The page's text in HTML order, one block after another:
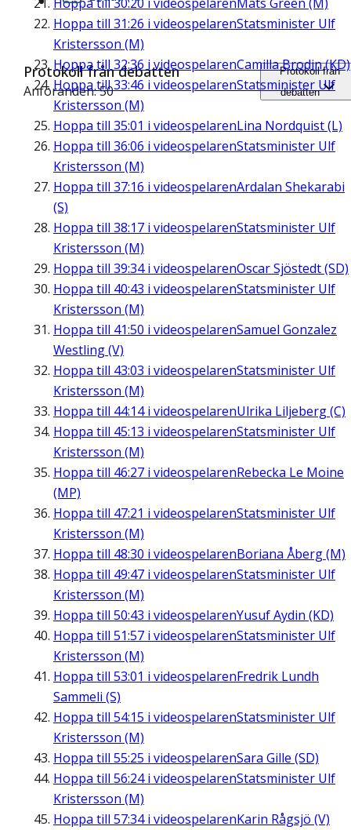
Hoppa till 31:26 i videospelarenStatsminister Ulf
Kristersson (M)
Hoppa till 32:36 i videospelarenCamilla Brodin (KD)
Hoppa till33:46 i videospelarenStatsminister Ulf
Kristersson (M)
Hoppa till 35:01 i videospelarenLina Nordquist (L)
Hoppa till 36:06 i videospelarenStatsminister Ulf
Kristersson (M)
Hoppa till 37:16 i videospelarenArdalan Shekarabi
(S)
Hoppa till 38:17 i videospelarenStatsminister Ulf
Kristersson (M)
Hoppa till 39:34i videospelarenOscar Sjöstedt (SD)
Hoppa till 40:43 i videospelarenStatsminister Ulf
Kristersson (M)
Hoppa till 41:50 i videospelarenSamuel Gonzalez
Westling (V)
Hoppa till 43:03 i videospelarenStatsminister Ulf
Kristersson (M)
Hoppa till 44:14i videospelarenUlrika Liljeberg (C)
Hoppa till 45:13 i videospelarenStatsminister Ulf
Kristersson (M)
Hoppa till 46:27 i videospelarenRebecka Le Moine
(MP)
Hoppa till 47:21 i videospelarenStatsminister Ulf
Kristersson (M)
Hoppa till 48:30 i videospelarenBoriana Åberg (M)
Hoppa till 49:47 i videospelarenStatsminister Ulf
Kristersson (M)
Hoppa till 50:43 i videospelarenYusuf Aydin (KD)
Hoppa till 51:57 i videospelarenStatsminister Ulf
Kristersson (M)
Hoppa till 53:01 i videospelarenFredrik Lundh
Sammeli (S)
Hoppa till 54:15 i videospelarenStatsminister Ulf
Kristersson (M)
Hoppa till 55:25 i videospelarenSara Gille (SD)
Hoppa till 56:24i videospelarenStatsminister Ulf
Kristersson (M)
Hoppa till 57:34i videospelarenKarin Rågsjö (V)
Protokoll från debatten
Anföranden: 50
Protokoll från
debatten